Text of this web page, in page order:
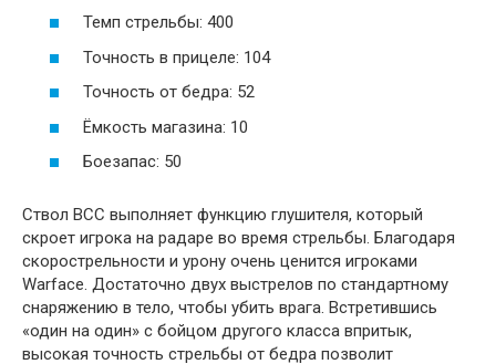
Темп стрельбы: 400
Точность в прицеле: 104
Точность от бедра: 52
Ёмкость магазина: 10
Боезапас: 50
Ствол ВСС выполняет функцию глушителя, который
скроет игрока на радаре во время стрельбы. Благодаря
скорострельности и урону очень ценится игроками
Warface. Достаточно двух выстрелов по стандартному
снаряжению в тело, чтобы убить врага. Встретившись
«один на один» с бойцом другого класса впритык,
высокая точность стрельбы от бедра позволит